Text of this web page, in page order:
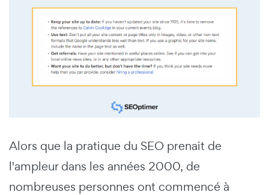
Alors que la pratique du SEO prenait de
l'ampleur dans les années 2000, de
nombreuses personnes ont commencé à